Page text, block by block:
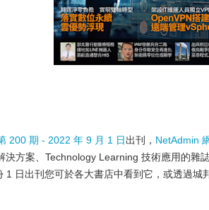
200 期 - 2022 年 9 月 1 日出刊， NetAdmin
決方案、Technology Learning 技術應用的雜
1 日出刊您可於各大書店中看到它，或透過城